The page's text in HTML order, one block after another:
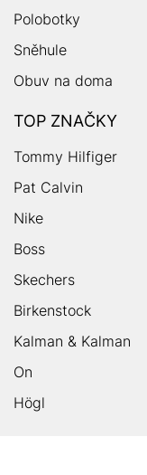
Polobotky
Sněhule
Obuv na doma
TOP ZNAČKY
Tommy Hilfiger
Pat Calvin
Nike
Boss
Skechers
Birkenstock
Kalman & Kalman
On
Högl